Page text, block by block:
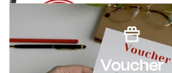
Voucher